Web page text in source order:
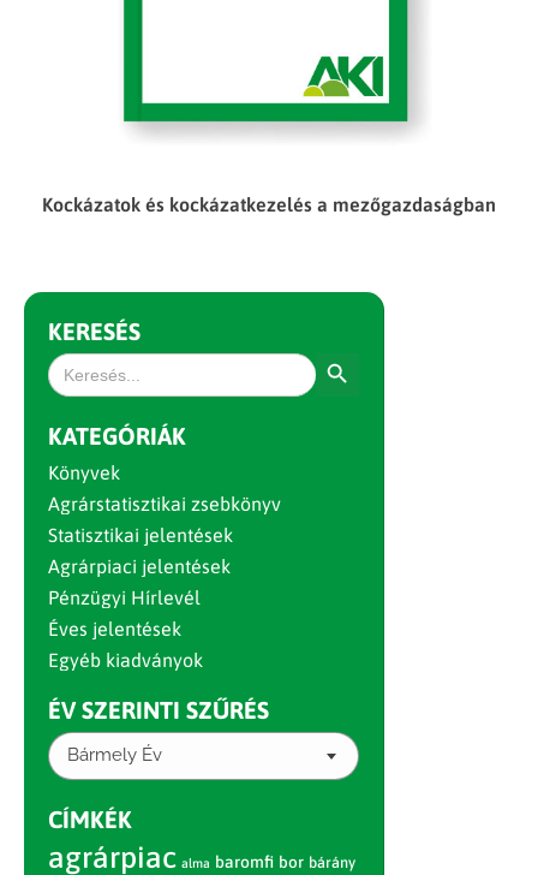
Kockázatok és kockázatkezelés a mezőgazdaságban
KERESÉS
Search
for:
KATEGÓRIÁK
Könyvek
Agrárstatisztikai zsebkönyv
Statisztikai jelentések
Agrárpiaci jelentések
Pénzügyi Hírlevél
Éves jelentések
Egyéb kiadványok
ÉV SZERINTI SZŰRÉS
Bármely Év
CÍMKÉK
agrárpiac alma baromfi bor bárány